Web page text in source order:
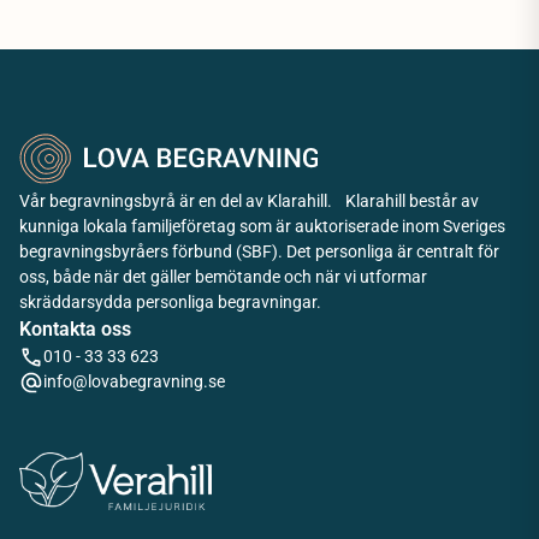
Vår begravningsbyrå är en del av Klarahill. Klarahill består av
kunniga lokala familjeföretag som är auktoriserade inom Sveriges
begravningsbyråers förbund (SBF). Det personliga är centralt för
oss, både när det gäller bemötande och när vi utformar
skräddarsydda personliga begravningar.
Kontakta oss
010 - 33 33 623
info@lovabegravning.se